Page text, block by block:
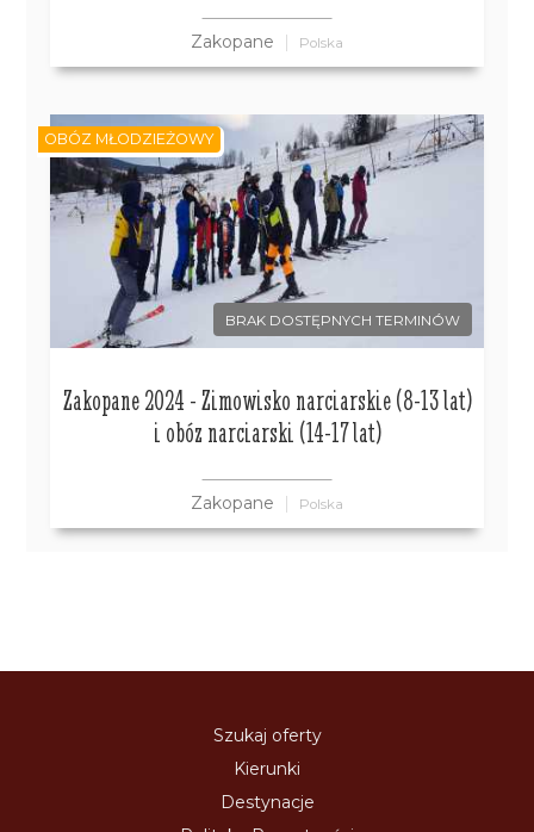
Zakopane Polska
BRAK DOSTĘPNYCH TERMINÓW
Zakopane 2024 - Zimowisko narciarskie (8-13 lat)
i obóz narciarski (14-17 lat)
Zakopane Polska
OBÓZ MŁODZIEŻOWY
Szukaj oferty
Kierunki
Destynacje